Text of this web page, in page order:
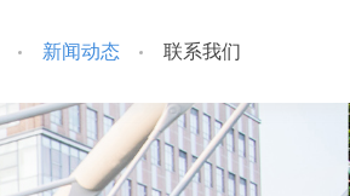
新闻动态 联系我们